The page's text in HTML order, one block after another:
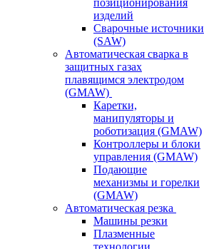
позиционирования
изделий
Сварочные источники
(SAW)
Автоматическая сварка в
защитных газах
плавящимся электродом
(GMAW)
Каретки,
манипуляторы и
роботизация (GMAW)
Контроллеры и блоки
управления (GMAW)
Подающие
механизмы и горелки
(GMAW)
Автоматическая резка
Машины резки
Плазменные
технологии